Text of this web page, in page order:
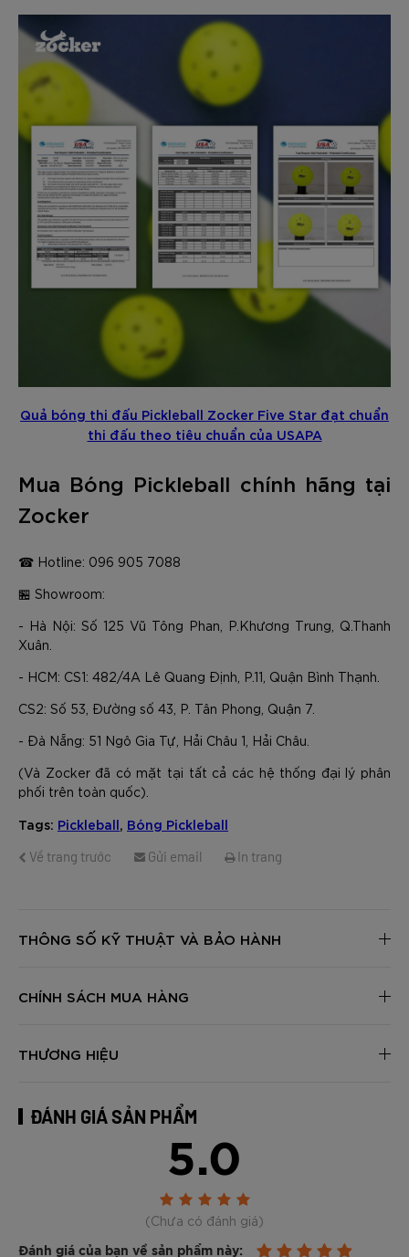
Quả bóng thi đấu Pickleball Zocker Five Star đạt chuẩn
thi đấu theo tiêu chuẩn của USAPA
Mua Bóng Pickleball chính hãng tại
Zocker
☎ Hotline: 096 905 7088
🏪 Showroom:
- Hà Nội: Số 125 Vũ Tông Phan, P.Khương Trung, Q.Thanh
Xuân.
- HCM: CS1: 482/4A Lê Quang Định, P.11, Quận Bình Thạnh.
CS2: Số 53, Đường số 43, P. Tân Phong, Quận 7.
- Đà Nẵng: 51 Ngô Gia Tự, Hải Châu 1, Hải Châu.
(Và Zocker đã có mặt tại tất cả các hệ thống đại lý phân
phối trên toàn quốc).
Tags: Pickleball, Bóng Pickleball
Về trang trước Gửi email In trang
THÔNG SỐ KỸ THUẬT VÀ BẢO HÀNH
CHÍNH SÁCH MUA HÀNG
THƯƠNG HIỆU
ĐÁNH GIÁ SẢN PHẨM
5.0
(Chưa có đánh giá)
Đánh giá của bạn về sản phẩm này: